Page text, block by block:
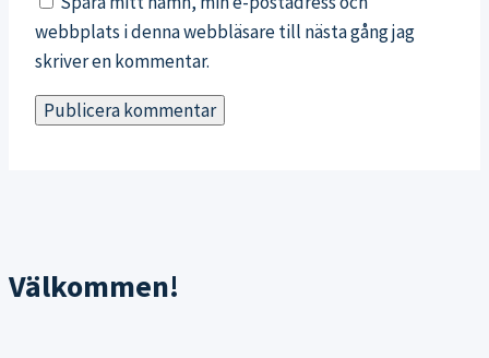
webbplats i denna webbläsare till nästa gång jag
skriver en kommentar.
Välkommen!